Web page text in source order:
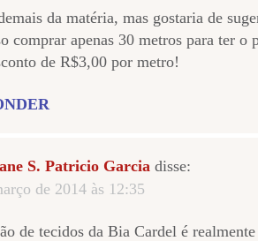
da matéria, mas gostaria de
comprar apenas 30 metros para ter o
de R$3,00 por metro!
S. Patricio Garcia disse:
de 2014 às 12:35
de tecidos da Bia Cardel é